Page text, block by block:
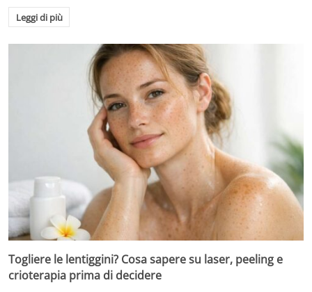
Leggi di più
Togliere le lentiggini? Cosa sapere su laser, peeling e
crioterapia prima di decidere